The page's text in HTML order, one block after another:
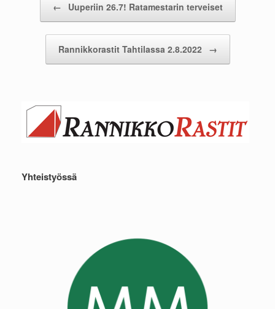
← Uuperiin 26.7! Ratamestarin terveiset
Rannikkorastit Tahtilassa 2.8.2022 →
Yhteistyössä